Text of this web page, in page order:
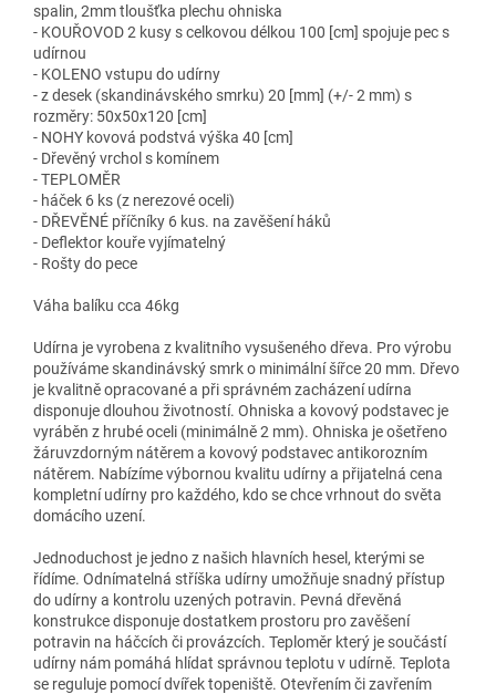
spalin, 2mm tloušťka plechu ohniska
- KOUŘOVOD 2 kusy s celkovou délkou 100 [cm] spojuje pec s
udírnou
- KOLENO vstupu do udírny
- z desek (skandinávského smrku) 20 [mm] (+/- 2 mm) s
rozměry: 50x50x120 [cm]
- NOHY kovová podstvá výška 40 [cm]
- Dřevěný vrchol s komínem
- TEPLOMĚR
- háček 6 ks (z nerezové oceli)
- DŘEVĚNÉ příčníky 6 kus. na zavěšení háků
- Deflektor kouře vyjímatelný
- Rošty do pece
Váha balíku cca 46kg
Udírna je vyrobena z kvalitního vysušeného dřeva. Pro výrobu
používáme skandinávský smrk o minimální šířce 20 mm. Dřevo
je kvalitně opracované a při správném zacházení udírna
disponuje dlouhou životností. Ohniska a kovový podstavec je
vyráběn z hrubé oceli (minimálně 2 mm). Ohniska je ošetřeno
žáruvzdorným nátěrem a kovový podstavec antikorozním
nátěrem. Nabízíme výbornou kvalitu udírny a přijatelná cena
kompletní udírny pro každého, kdo se chce vrhnout do světa
domácího uzení.
Jednoduchost je jedno z našich hlavních hesel, kterými se
řídíme. Odnímatelná stříška udírny umožňuje snadný přístup
do udírny a kontrolu uzených potravin. Pevná dřevěná
konstrukce disponuje dostatkem prostoru pro zavěšení
potravin na háčcích či provázcích. Teploměr který je součástí
udírny nám pomáhá hlídat správnou teplotu v udírně. Teplota
se reguluje pomocí dvířek topeniště. Otevřením či zavřením